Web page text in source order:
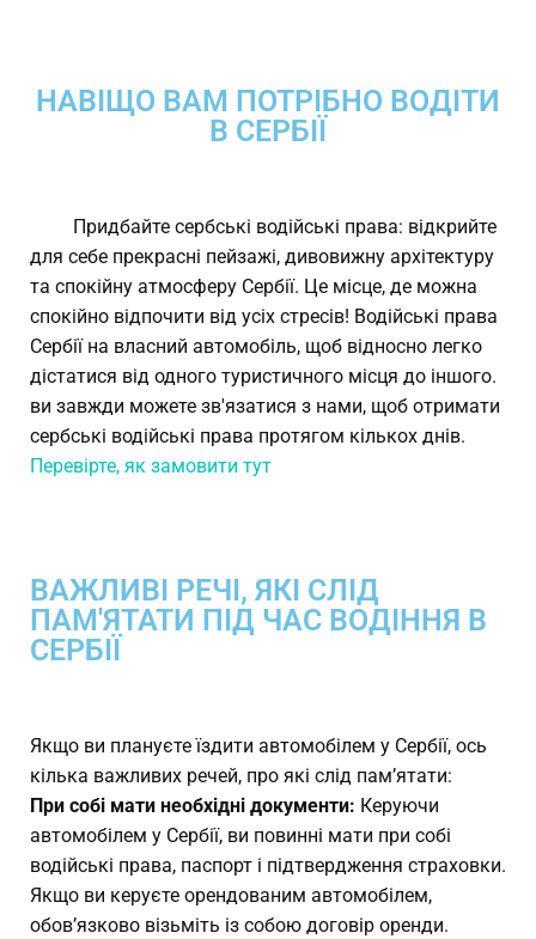
НАВІЩО ВАМ ПОТРІБНО ВОДІТИ
В СЕРБІЇ
Придбайте сербські водійські права: відкрийте
для себе прекрасні пейзажі, дивовижну архітектуру
та спокійну атмосферу Сербії. Це місце, де можна
спокійно відпочити від усіх стресів! Водійські права
Сербії на власний автомобіль, щоб відносно легко
дістатися від одного туристичного місця до іншого.
ви завжди можете зв'язатися з нами, щоб отримати
сербські водійські права протягом кількох днів.
Перевірте, як замовити тут
ВАЖЛИВІ РЕЧІ, ЯКІ СЛІД
ПАМ'ЯТАТИ ПІД ЧАС ВОДІННЯ В
СЕРБІЇ
Якщо ви плануєте їздити автомобілем у Сербії, ось
кілька важливих речей, про які слід пам’ятати:
При собі мати необхідні документи: Керуючи
автомобілем у Сербії, ви повинні мати при собі
водійські права, паспорт і підтвердження страховки.
Якщо ви керуєте орендованим автомобілем,
обов’язково візьміть із собою договір оренди.